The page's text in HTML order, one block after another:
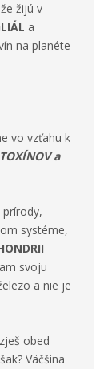
žijú v
a
na planéte
vo vzťahu k
a
systéme,
svoju
a nie je
obed
Väčšina